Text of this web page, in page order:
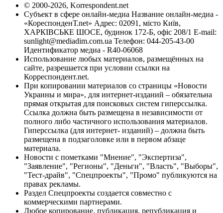
© 2000-2026, Korrespondent.net
Субъект в сфере онлайн-медиа Название онлайн-медиа -
«КореспонденТ.net» Адрес: 02091, місто Київ,
ХАРКІВСЬКЕ ШОСЕ, будинок 172-Б, офіс 208/1 E-mail:
sunlight@mediadim.com.ua Телефон: 044-205-43-00
Идентификатор медиа - R40-06068
Использование любых материалов, размещённых на
сайте, разрешается при условии ссылки на
Корреспондент.net.
При копировании материалов со страницы «Новости
Украины и мира», для интернет-изданий – обязательна
прямая открытая для поисковых систем гиперссылка.
Ссылка должна быть размещена в независимости от
полного либо частичного использования материалов.
Гиперссылка (для интернет- изданий) – должна быть
размещена в подзаголовке или в первом абзаце
материала.
Новости с пометками "Мнение", "Экспертиза",
"Заявление", "Регионы", "Деньги", "Власть", "Выборы",
"Тест-драйв", "Спецпроекты", "Промо" публикуются на
правах рекламы.
Раздел Спецпроекты создается совместно с
коммерческими партнерами.
Любое копирование, публикация, републикация и